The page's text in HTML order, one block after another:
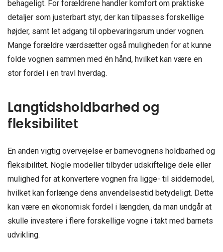
behageligt. For forældrene handler komfort om praktiske
detaljer som justerbart styr, der kan tilpasses forskellige
højder, samt let adgang til opbevaringsrum under vognen.
Mange forældre værdsætter også muligheden for at kunne
folde vognen sammen med én hånd, hvilket kan være en
stor fordel i en travl hverdag.
Langtidsholdbarhed og
fleksibilitet
En anden vigtig overvejelse er barnevognens holdbarhed og
fleksibilitet. Nogle modeller tilbyder udskiftelige dele eller
mulighed for at konvertere vognen fra ligge- til siddemodel,
hvilket kan forlænge dens anvendelsestid betydeligt. Dette
kan være en økonomisk fordel i længden, da man undgår at
skulle investere i flere forskellige vogne i takt med barnets
udvikling.